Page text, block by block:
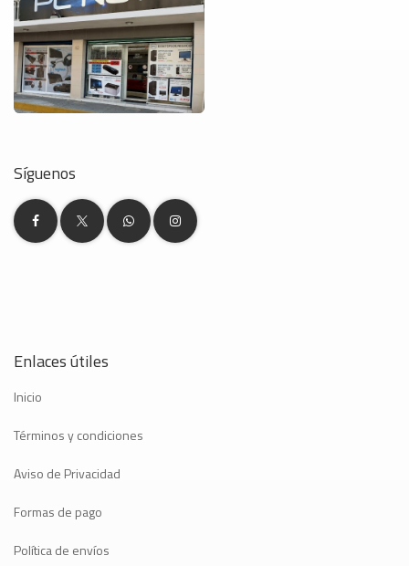
Síguenos
Enlaces útiles
Inicio
Términos y condiciones
Aviso de Privacidad
Formas de pago
Política de envíos